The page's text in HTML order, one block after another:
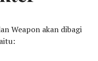
Weapon akan dibagi